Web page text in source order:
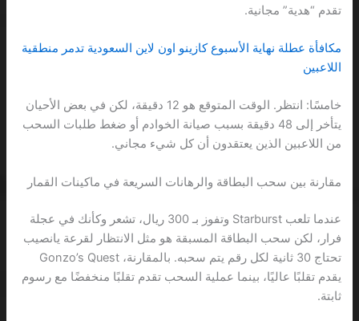
تقدم “هدية” مجانية.
مكافأة عطلة نهاية الأسبوع كازينو اون لاين السعودية تدمر منطقية
اللاعبين
خامسًا: انتظر. الوقت المتوقع هو 12 دقيقة، لكن في بعض الأحيان
يتأخر إلى 48 دقيقة بسبب صيانة الخوادم أو ضغط طلبات السحب
من اللاعبين الذين يعتقدون أن كل شيء مجاني.
مقارنة بين سحب البطاقة والرهانات السريعة في ماكينات القمار
عندما تلعب Starburst وتفوز بـ 300 ريال، تشعر وكأنك في عجلة
فرار، لكن سحب البطاقة المسبقة هو مثل الانتظار لقرعة يانصيب
تحتاج 30 ثانية لكل رقم يتم سحبه. بالمقارنة، Gonzo’s Quest
يقدم تقلبًا عاليًا، بينما عملية السحب تقدم تقلبًا منخفضًا مع رسوم
ثابتة.